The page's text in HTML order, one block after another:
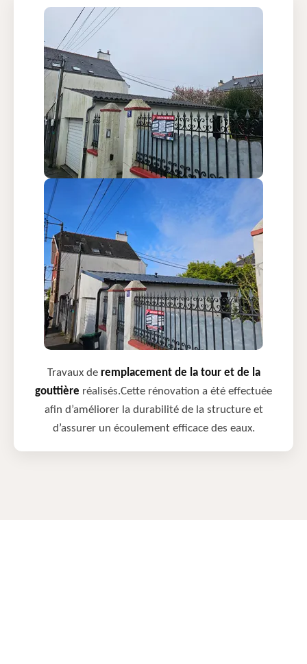
Travaux de remplacement de la tour et de la
gouttière réalisés.Cette rénovation a été effectuée
afin d’améliorer la durabilité de la structure et
d’assurer un écoulement efficace des eaux.